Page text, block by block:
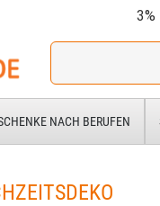
3%
Ich
für:
NACH BERUFEN